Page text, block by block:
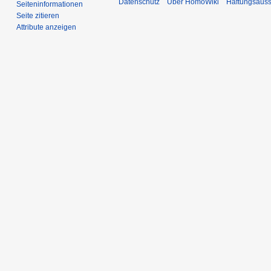
Seiten­­informationen
Seite zitieren
Attribute anzeigen